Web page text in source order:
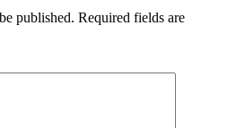
published. Required fields are